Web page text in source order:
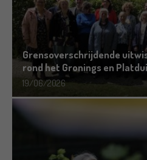
Grensoverschrijdende
rond het Gronings en
19/06/2026